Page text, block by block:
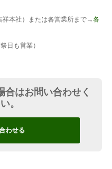
本社）または各営業所まで→各
日も営業）
合はお問い合わせく
。
わせる